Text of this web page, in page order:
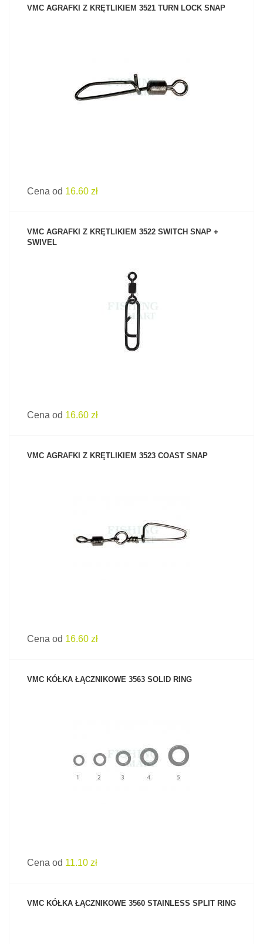
VMC AGRAFKI Z KRĘTLIKIEM 3521 TURN LOCK SNAP
Cena od 16.60 zł
VMC AGRAFKI Z KRĘTLIKIEM 3522 SWITCH SNAP +
SWIVEL
ZOBACZ PRODUKT
Cena od 16.60 zł
VMC AGRAFKI Z KRĘTLIKIEM 3523 COAST SNAP
Cena od 16.60 zł
VMC KÓŁKA ŁĄCZNIKOWE 3563 SOLID RING
Cena od 11.10 zł
VMC KÓŁKA ŁĄCZNIKOWE 3560 STAINLESS SPLIT RING